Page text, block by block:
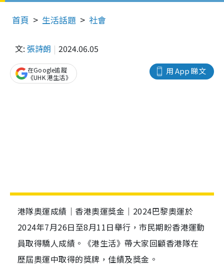
首頁 生活話題 社會
文: 張詩朗 2024.06.05
用 App 睇文
在Google追蹤
《UHK 港生活》
港隊奧運成績｜香港奧運獎金｜2024巴黎奧運於
2024年7月26日至8月11日舉行，市民期盼香港運動
員取得驕人成績。《港生活》帶大家回顧香港隊在
歷屆奧運中取得的獎牌，佳績及獎金。